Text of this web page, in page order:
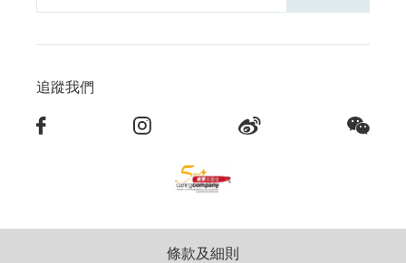
追蹤我們
條款及細則